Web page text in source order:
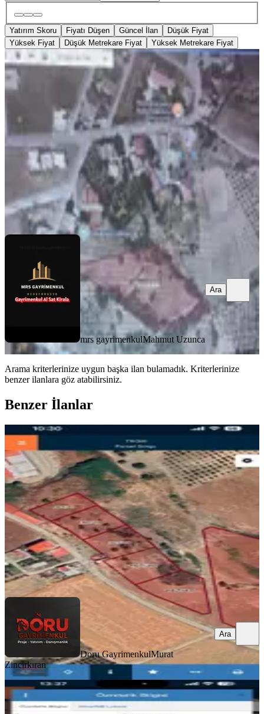
Yatırım Skoru Fiyatı Düşen Güncel İlan
Düşük Fiyat
Yüksek Fiyat
Düşük Metrekare Fiyat Yüksek Metrekare Fiyat
Mrs Gayrimenkul Emlak Danışmanı
Satılık Tarla
Onikişubat, Organize Sanayi Bölgesi Mahallesi
383 m²·3.655/m²·06.01.2026
1.400.000 ₺
mrs gayrimenkulMahmut Uzunca
Ara
mrs gayrimenkulMahmut Uzunca
Ara
Arama kriterlerinize uygun başka ilan bulamadık. Kriterlerinize
benzer ilanlara göz atabilirsiniz.
Benzer İlanlar
Hasancıklı Da Satlık Arsa
Onikişubat, Hasancıklı Mahallesi
1000 m²
8.500/m²·12.07.2026
8.500.000 ₺
Doru GayrimenkulMurat Zincirkıran
Ara
Doru GayrimenkulMurat
Zincirkıran
Ara
Baraj Manzaralı Villa Arsası